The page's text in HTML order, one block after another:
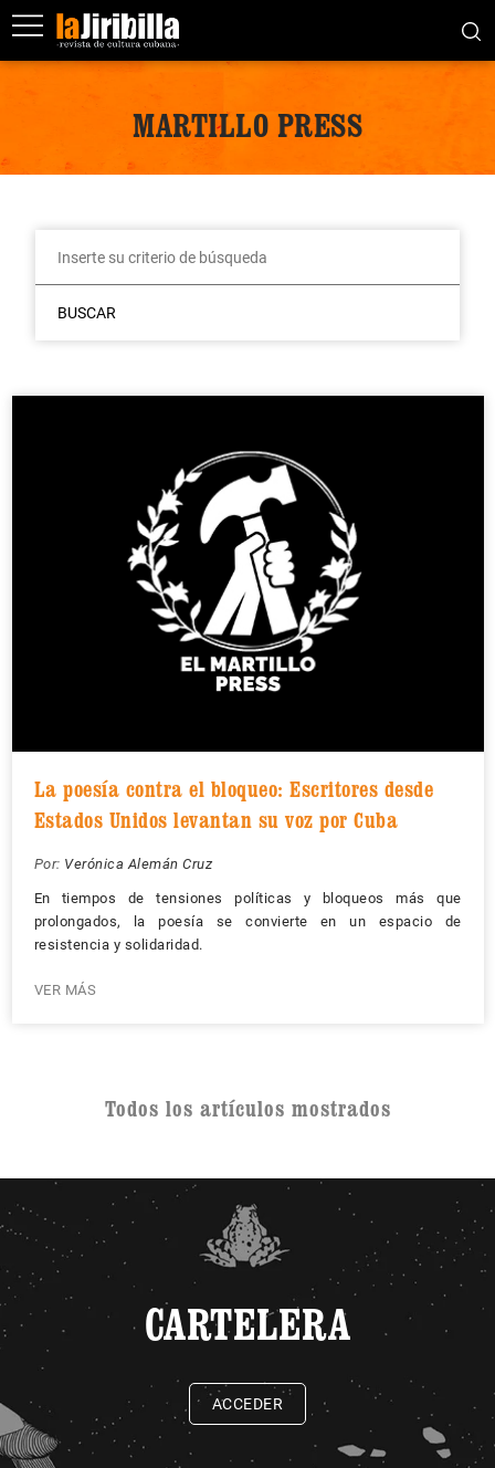
MARTILLO PRESS
BUSCAR
La poesía contra el bloqueo: Escritores desde
Estados Unidos levantan su voz por Cuba
Por: Verónica Alemán Cruz
En tiempos de tensiones políticas y bloqueos más que
prolongados, la poesía se convierte en un espacio de
resistencia y solidaridad.
VER MÁS
Todos los artículos mostrados
CARTELERA
ACCEDER